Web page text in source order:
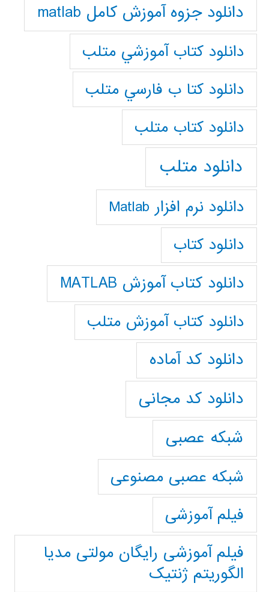
دانلود جزوه آموزش کامل matlab
دانلود كتاب آموزشي متلب
دانلود كتا ب فارسي متلب
دانلود كتاب متلب
دانلود متلب
دانلود نرم افزار Matlab
دانلود کتاب
دانلود کتاب آموزش MATLAB
دانلود کتاب آموزش متلب
دانلود کد آماده
دانلود کد مجانی
شبکه عصبی
شبکه عصبی مصنوعی
فیلم آموزشی
فیلم آموزشی رایگان مولتی مدیا
الگوریتم ژنتیک